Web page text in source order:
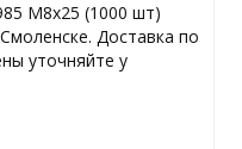
М8х25 (1000 шт)
Доставка по
уточняйте у